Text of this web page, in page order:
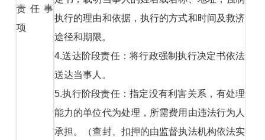
责任事
项
执行的理由和依据，执行的方式和时间及救济
途径和期限。
4.送达阶段责任：将行政强制执行决定书依法
送达当事人。
5.执行阶段责任：指定没有利害关系，有处理
能力的单位代为处理，所需费用由违法行为人
承担。（查封、扣押的由监督执法机构依法实